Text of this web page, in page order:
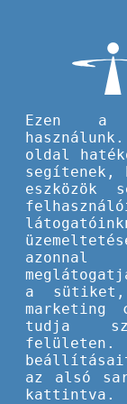
A
Ezen a
oldal
segítenek,
eszközök
azonnal
a sütiket,
marketing
tudja
az alsó
kattintva.